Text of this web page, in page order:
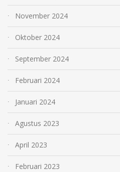
November 2024
Oktober 2024
September 2024
Februari 2024
Januari 2024
Agustus 2023
April 2023
Februari 2023